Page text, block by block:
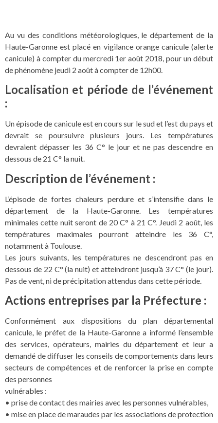
Au vu des conditions météorologiques, le département de la
Haute-Garonne est placé en vigilance orange canicule (alerte
canicule) à compter du mercredi 1er août 2018, pour un début
de phénomène jeudi 2 août à compter de 12h00.
Localisation et période de l’événement
:
Un épisode de canicule est en cours sur le sud et l’est du pays et
devrait se poursuivre plusieurs jours. Les températures
devraient dépasser les 36 C° le jour et ne pas descendre en
dessous de 21 C° la nuit.
Description de l’événement :
L’épisode de fortes chaleurs perdure et s’intensifie dans le
département de la Haute-Garonne. Les températures
minimales cette nuit seront de 20 C° à 21 C°. Jeudi 2 août, les
températures maximales pourront atteindre les 36 C°,
notamment à Toulouse.
Les jours suivants, les températures ne descendront pas en
dessous de 22 C° (la nuit) et atteindront jusqu’à 37 C° (le jour).
Pas de vent, ni de précipitation attendus dans cette période.
Actions entreprises par la Préfecture :
Conformément aux dispositions du plan départemental
canicule, le préfet de la Haute-Garonne a informé l’ensemble
des services, opérateurs, mairies du département et leur a
demandé de diffuser les conseils de comportements dans leurs
secteurs de compétences et de renforcer la prise en compte
des personnes
vulnérables :
• prise de contact des mairies avec les personnes vulnérables,
• mise en place de maraudes par les associations de protection